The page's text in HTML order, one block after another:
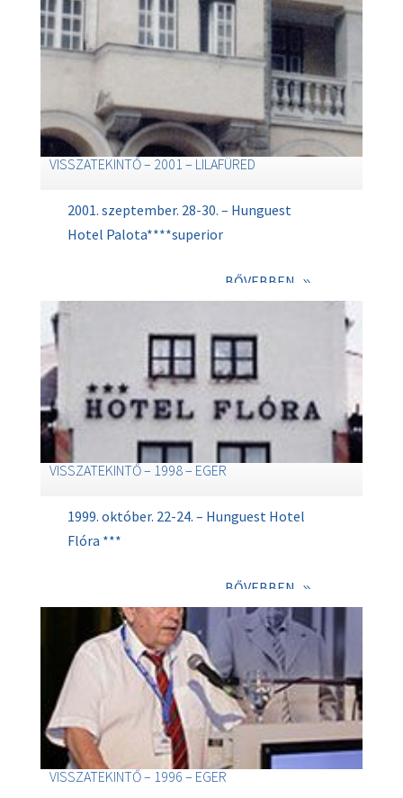
VISSZATEKINTŐ – 2001 – LILAFÜRED
2001. szeptember. 28-30. – Hunguest
Hotel Palota****superior
BŐVEBBEN
VISSZATEKINTŐ – 1998 – EGER
1999. október. 22-24. – Hunguest Hotel
Flóra ***
BŐVEBBEN
VISSZATEKINTŐ – 1996 – EGER